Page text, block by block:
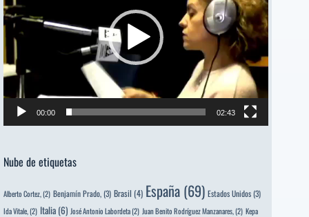
00:00 02:43
Nube de etiquetas
Alberto Cortez, (2) Benjamín Prado,(3) Brasil (4) España (69) Estados Unidos(3)
Ida Vitale, (2) Italia (6) José Antonio Labordeta(2) Juan Benito Rodríguez Manzanares, (2) Kepa